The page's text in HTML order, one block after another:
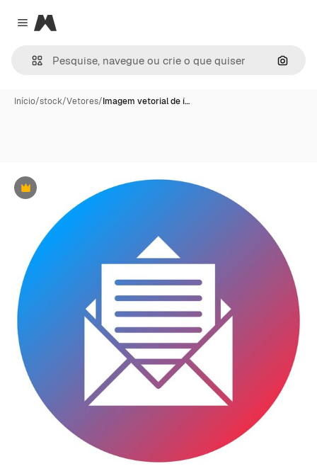
Close menu
Magnific
Início/stock/Vetores/Imagem vetorial de í…
Premium